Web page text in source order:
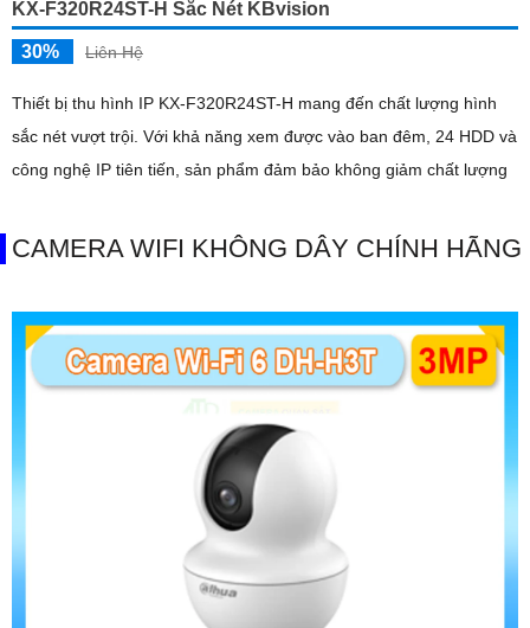
KX-F320R24ST-H Sắc Nét KBvision
30% Liên Hệ
Thiết bị thu hình IP KX-F320R24ST-H mang đến chất lượng hình
sắc nét vượt trội. Với khả năng xem được vào ban đêm, 24 HDD và
công nghệ IP tiên tiến, sản phẩm đảm bảo không giảm chất lượng
CAMERA WIFI KHÔNG DÂY CHÍNH HÃNG